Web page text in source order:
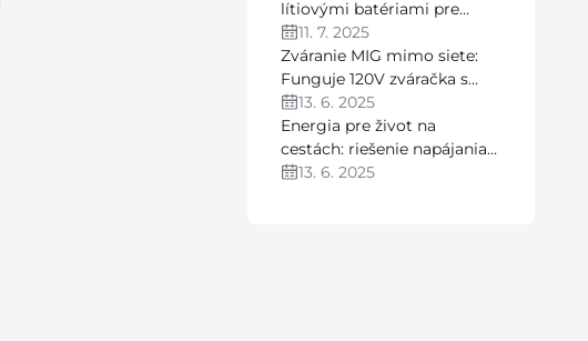
lítiovými batériami pre
elektrické člny
11. 7. 2025
Zváranie MIG mimo siete:
Funguje 120V zváračka s
3000W invertorom a
LiFePO₄ batériami?
13. 6. 2025
Energia pre život na
cestách: riešenie napájania
LiTime od Dylana Jonesa v
13. 6. 2025